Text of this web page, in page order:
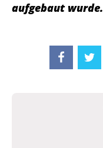
aufgebaut wurde.